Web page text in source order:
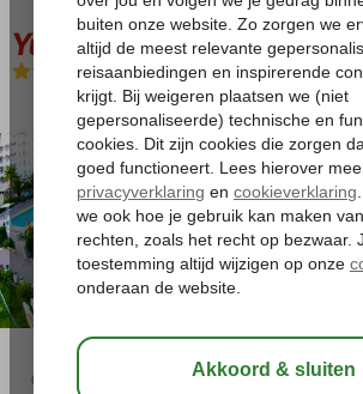
Yunus Hotel
Logies en ontbijt -Hotel
03:30 aug 33°C